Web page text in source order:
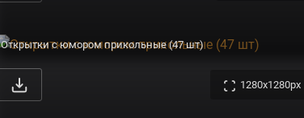
Открытки с юмором прикольные (47 шт)
1280x1280px